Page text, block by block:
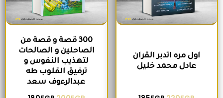
اول مره اتدبر القران
عادل محمد خليل
300 قصة و قصة من
الصاحلين و الصالحات
لتهذيب النفوس و
ترفيق القلوب طه
عبدالرءوف سعد